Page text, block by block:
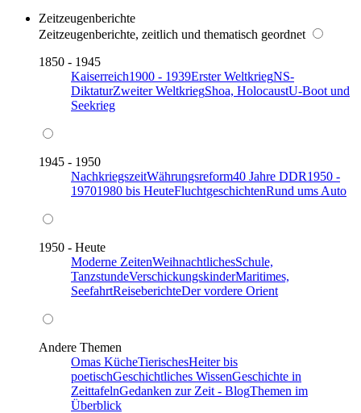
Zeitzeugenberichte
Zeitzeugenberichte, zeitlich und thematisch geordnet
1850 - 1945
Kaiserreich1900 - 1939Erster WeltkriegNS-
DiktaturZweiter WeltkriegShoa, HolocaustU-Boot und
Seekrieg
1945 - 1950
NachkriegszeitWährungsreform40 Jahre DDR1950 -
19701980 bis HeuteFluchtgeschichtenRund ums Auto
1950 - Heute
Moderne ZeitenWeihnachtlichesSchule,
TanzstundeVerschickungskinderMaritimes,
SeefahrtReiseberichteDer vordere Orient
Andere Themen
Omas KücheTierischesHeiter bis
poetischGeschichtliches WissenGeschichte in
ZeittafelnGedanken zur Zeit - BlogThemen im
Überblick